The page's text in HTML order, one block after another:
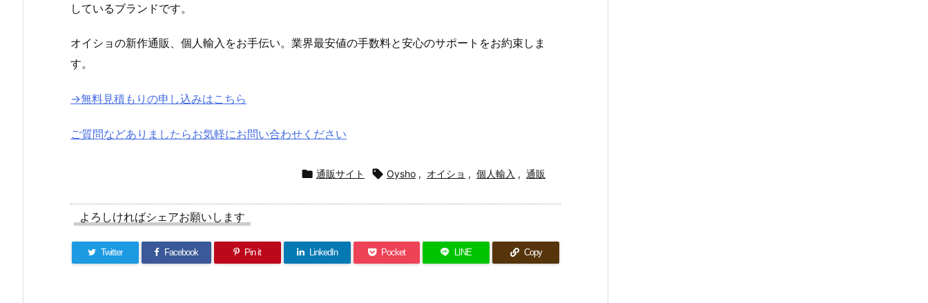
しているブランドです。
オイショの新作通販、個人輸入をお手伝い。業界最安値の手数料と安心のサポートをお約束しま
す。
→無料見積もりの申し込みはこちら
ご質問などありましたらお気軽にお問い合わせください
 通販サイト  Oysho , オイショ , 個人輸入 , 通販
よろしければシェアお願いします
Twitter Facebook Pin it LinkedIn Pocket LINE Copy